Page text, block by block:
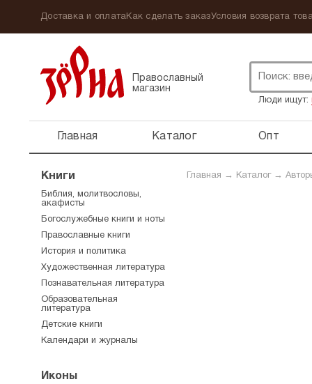
Доставка и оплатаКак сделать заказУсловия возврата
Православный
магазин
Люди ищут:
Главная Каталог Опт
Главная → Каталог→
Книги
Библия, молитвословы,
акафисты
Богослужебные книги и ноты
Православные книги
История и политика
Художественная литература
Познавательная литература
Образовательная
литература
Детские книги
Календари и журналы
Иконы